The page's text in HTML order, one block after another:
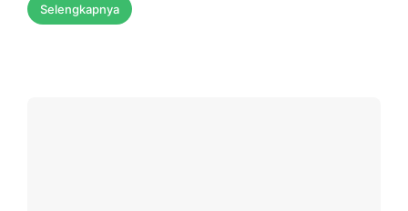
Selengkapnya